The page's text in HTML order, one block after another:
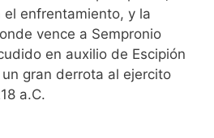
enfrentamiento, y la
vence a Sempronio
en auxilio de Escipión
gran derrota al ejercito
a.C.